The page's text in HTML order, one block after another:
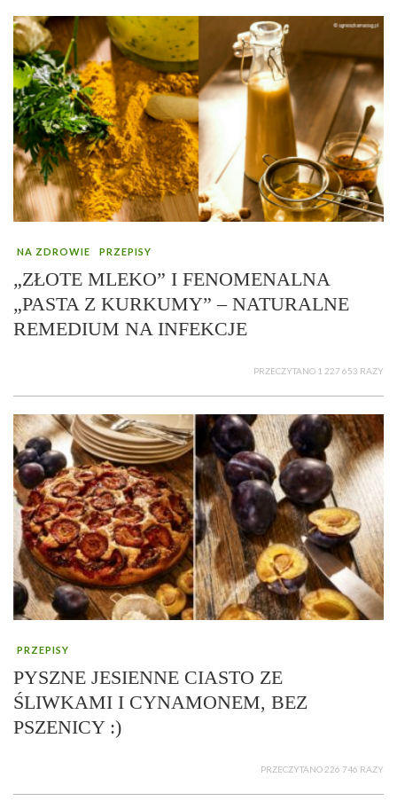
NA ZDROWIE PRZEPISY
„ZŁOTE MLEKO” I FENOMENALNA
„PASTA Z KURKUMY” – NATURALNE
REMEDIUM NA INFEKCJE
PRZECZYTANO 1 227 653 RAZY
PRZEPISY
PYSZNE JESIENNE CIASTO ZE
ŚLIWKAMI I CYNAMONEM, BEZ
PSZENICY :)
PRZECZYTANO 226 746 RAZY